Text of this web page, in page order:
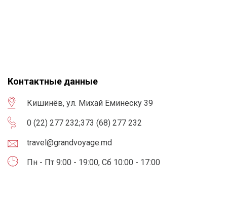
Контактные данные
Кишинёв, ул. Михай Еминеску 39
0 (22) 277 232;373 (68) 277 232
travel@grandvoyage.md
Пн - Пт 9:00 - 19:00, Сб 10:00 - 17:00